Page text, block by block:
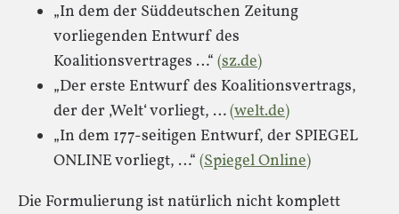
„In dem der Süddeutschen Zeitung
vorliegenden Entwurf des
Koalitionsvertrages …“ (sz.de)
„Der erste Entwurf des Koalitionsvertrags,
der der ‚Welt‘ vorliegt, …(welt.de)
„In dem 177-seitigen Entwurf, der SPIEGEL
ONLINE vorliegt, …“ (Spiegel Online)
Die Formulierung ist natürlich nicht komplett